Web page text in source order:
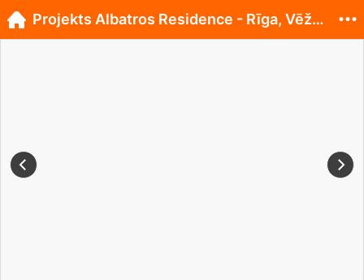
Projekts Albatros Residence - Rīga, Vēžu iela 14!